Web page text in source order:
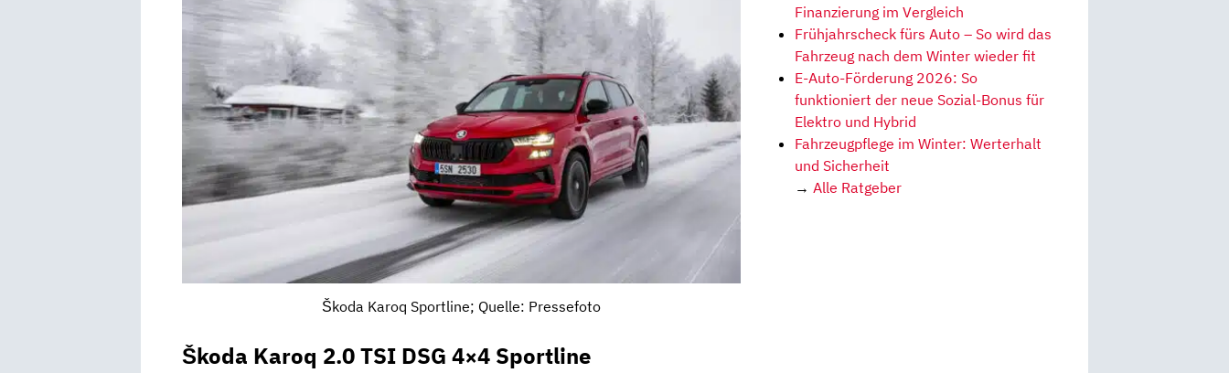
Škoda Karoq Sportline; Quelle: Pressefoto
Škoda Karoq 2.0 TSI DSG 4×4 Sportline
Finanzierung im Vergleich
Frühjahrscheck fürs Auto – So wird das
Fahrzeug nach dem Winter wieder fit
E-Auto-Förderung 2026: So
funktioniert der neue Sozial-Bonus für
Elektro und Hybrid
Fahrzeugpflege im Winter: Werterhalt
und Sicherheit
→ Alle Ratgeber